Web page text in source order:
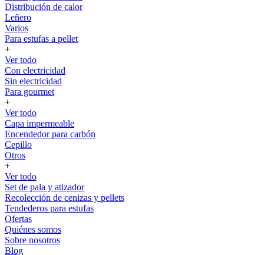
Distribución de calor
Leñero
Varios
Para estufas a pellet
+
Ver todo
Con electricidad
Sin electricidad
Para gourmet
+
Ver todo
Capa impermeable
Encendedor para carbón
Cepillo
Otros
+
Ver todo
Set de pala y atizador
Recolección de cenizas y pellets
Tendederos para estufas
Ofertas
Quiénes somos
Sobre nosotros
Blog